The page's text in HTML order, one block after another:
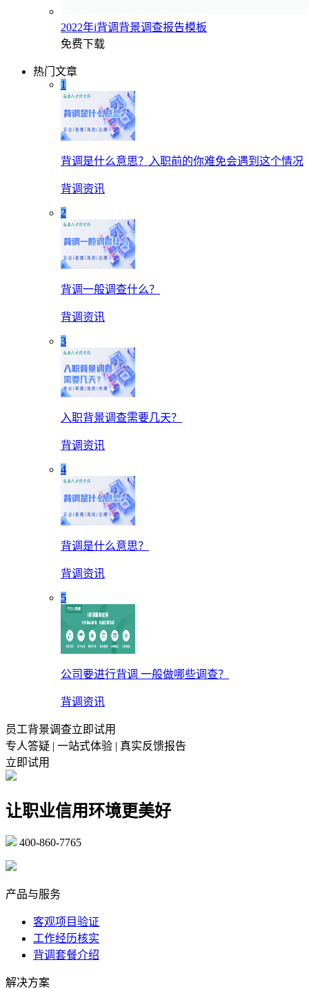
2022年i背调背景调查报告模板
免费下载
热门文章
1
背调是什么意思？入职前的你难免会遇到这个情况
背调资讯
2
背调一般调查什么？
背调资讯
3
入职背景调查需要几天？
背调资讯
4
背调是什么意思？
背调资讯
5
公司要进行背调 一般做哪些调查？
背调资讯
员工背景调查立即试用
专人答疑 | 一站式体验 | 真实反馈报告
立即试用
让职业信用环境更美好
400-860-7765
产品与服务
客观项目验证
工作经历核实
背调套餐介绍
解决方案